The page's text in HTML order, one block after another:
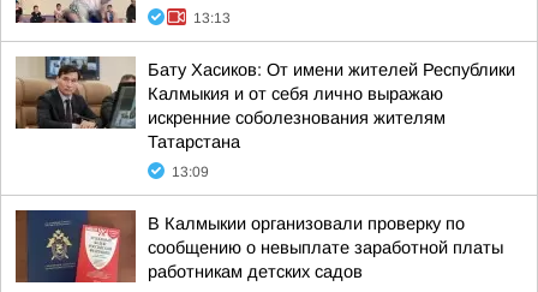
13:13
Бату Хасиков: От имени жителей Республики
Калмыкия и от себя лично выражаю
искренние соболезнования жителям
Татарстана
13:09
В Калмыкии организовали проверку по
сообщению о невыплате заработной платы
работникам детских садов